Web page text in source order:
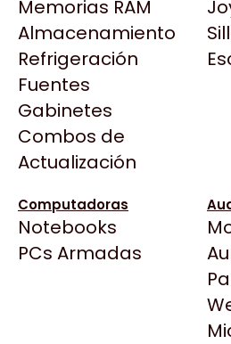
Memorias RAM
Almacenamiento
Refrigeración
Fuentes
Gabinetes
Combos de
Actualización
Computadoras
Notebooks
PCs Armadas
Acer
Adata
AeroCool
Antec
Arkham
Asrock
BenQ
CX
Cooler Master
Todas las Tiendas
LECTOR HONEYWELL
1D/2D/PDF417 C/
$248.321
Ver producto en la página